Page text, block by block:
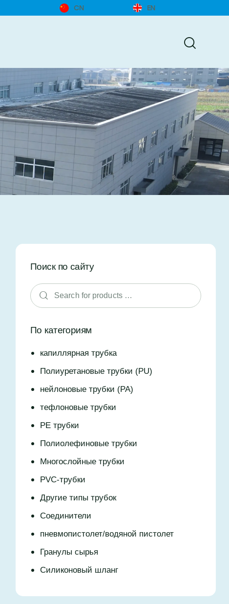
CN EN
Поиск по сайту
По категориям
капиллярная трубка
Полиуретановые трубки (PU)
нейлоновые трубки (PA)
тефлоновые трубки
PE трубки
Полиолефиновые трубки
Многослойные трубки
PVC-трубки
Другие типы трубок
Соединители
пневмопистолет/водяной пистолет
Гранулы сырья
Силиконовый шланг